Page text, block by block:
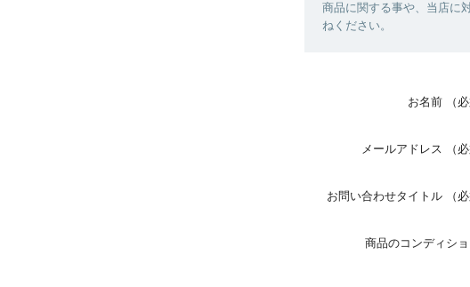
商品に関する事や、当店に
ねください。
お名前 （
メールアドレス （
お問い合わせタイトル （
商品のコンディシ